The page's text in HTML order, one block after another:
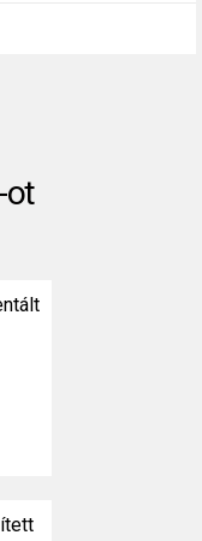
ot